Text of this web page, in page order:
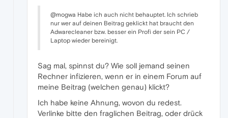
@mogwa Habe ich auch nicht behauptet. Ich schrieb
nur wer auf deinen Beitrag geklickt hat braucht den
Adwarecleaner bzw. besser ein Profi der sein PC /
Laptop wieder bereinigt.
Sag mal, spinnst du? Wie soll jemand seinen
Rechner infizieren, wenn er in einem Forum auf
meine Beitrag (welchen genau) klickt?
Ich habe keine Ahnung, wovon du redest.
Verlinke bitte den fraglichen Beitrag, oder drück